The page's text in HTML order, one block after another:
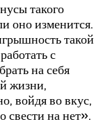
такого
оно изменится.
такой
с
на себя
жизни,
войдя во вкус,
свести на нет».